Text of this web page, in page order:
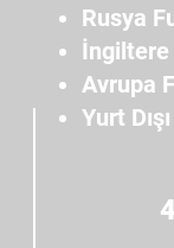
Rusya
İngiltere
Avrupa
Yurt